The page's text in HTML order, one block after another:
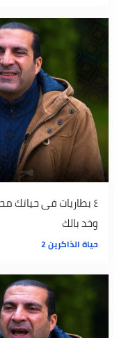
٤ بطاريات فى حياتك
وخد بالك
حياة الذاكرين 2